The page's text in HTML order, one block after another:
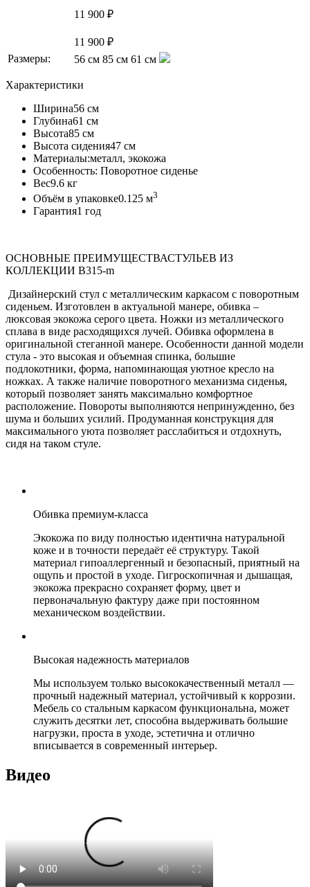
11 900 ₽
11 900 ₽
Размеры:
56 см 85 см 61 см
Характеристики
Ширина56 см
Глубина61 см
Высота85 см
Высота сидения47 см
Материалы:металл, экокожа
Особенность: Поворотное сиденье
Вес9.6 кг
Объём в упаковке0.125 м3
Гарантия1 год
ОСНОВНЫЕ ПРЕИМУЩЕСТВАСТУЛЬЕВ ИЗ
КОЛЛЕКЦИИ B315-m
Дизайнерский стул с металлическим каркасом с поворотным
сиденьем. Изготовлен в актуальной манере, обивка –
люксовая экокожа серого цвета. Ножки из металлического
сплава в виде расходящихся лучей. Обивка оформлена в
оригинальной стеганной манере. Особенности данной модели
стула - это высокая и объемная спинка, большие
подлокотники, форма, напоминающая уютное кресло на
ножках. А также наличие поворотного механизма сиденья,
который позволяет занять максимально комфортное
расположение. Повороты выполняются непринужденно, без
шума и больших усилий. Продуманная конструкция для
максимального уюта позволяет расслабиться и отдохнуть,
сидя на таком стуле.
Обивка премиум-класса
Экокожа по виду полностью идентична натуральной
коже и в точности передаёт её структуру. Такой
материал гипоаллергенный и безопасный, приятный на
ощупь и простой в уходе. Гигроскопичная и дышащая,
экокожа прекрасно сохраняет форму, цвет и
первоначальную фактуру даже при постоянном
механическом воздействии.
Высокая надежность материалов
Мы используем только высококачественный металл —
прочный надежный материал, устойчивый к коррозии.
Мебель со стальным каркасом функциональна, может
служить десятки лет, способна выдерживать большие
нагрузки, проста в уходе, эстетична и отлично
вписывается в современный интерьер.
Видео